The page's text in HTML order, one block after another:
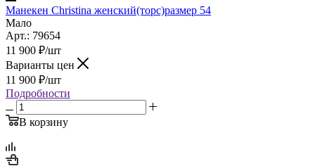
Манекен Christina женский(торс)размер 54
Мало
Арт.: 79654
11 900 ₽/шт
Варианты цен
11 900 ₽/шт
Подробности
В корзину